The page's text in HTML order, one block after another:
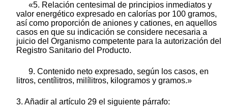
«5. Relación centesimal de principios inmediatos y
valor energético expresado en calorías por 100 gramos,
así como proporción de aniones y cationes, en aquellos
casos en que su indicación se considere necesaria a
juicio del Organismo competente para la autorización del
Registro Sanitario del Producto.
9. Contenido neto expresado, según los casos, en
litros, centílitros, milílitros, kilogramos y gramos.»
3. Añadir al artículo 29 el siguiente párrafo: